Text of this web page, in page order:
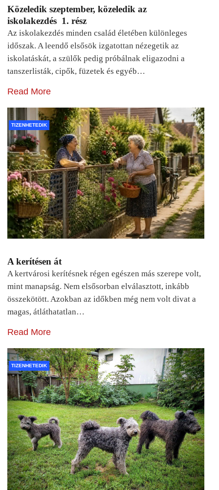
Közeledik szeptember, közeledik az
iskolakezdés 1. rész
Az iskolakezdés minden család életében különleges
időszak. A leendő elsősök izgatottan nézegetik az
iskolatáskát, a szülők pedig próbálnak eligazodni a
tanszerlisták, cipők, füzetek és egyéb…
Read More
TIZENHETEDIK
A kerítésen át
A kertvárosi kerítésnek régen egészen más szerepe volt,
mint manapság. Nem elsősorban elválasztott, inkább
összekötött. Azokban az időkben még nem volt divat a
magas, átláthatatlan…
Read More
TIZENHETEDIK